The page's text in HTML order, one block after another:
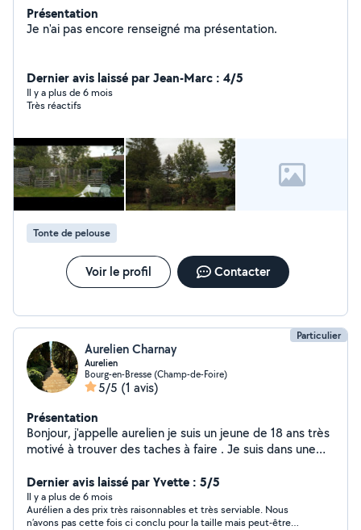
Présentation
Je n'ai pas encore renseigné ma présentation.
Dernier avis laissé par Jean-Marc : 4/5
Il y a plus de 6 mois
Très réactifs
Tonte de pelouse
Voir le profil Contacter
Particulier
Aurelien Charnay
Aurelien
Bourg-en-Bresse (Champ-de-Foire)
5/5 (1 avis)
Présentation
Bonjour, j'appelle aurelien je suis un jeune de 18 ans très
motivé à trouver des taches à faire . Je suis dans une
Dernier avis laissé par Yvette : 5/5
Il y a plus de 6 mois
Aurélien a des prix très raisonnables et très serviable. Nous
n’avons pas cette fois ci conclu pour la taille mais peut-être